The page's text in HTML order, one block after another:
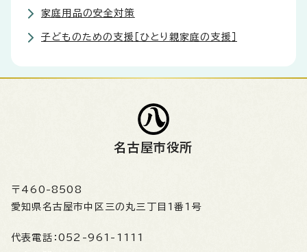
家庭用品の安全対策
子どものための支援［ひとり親家庭の支援］
名古屋市役所
〒460-8508
愛知県名古屋市中区三の丸三丁目1番1号
代表電話： 052-961-1111